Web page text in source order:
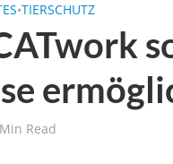
•TIERSCHUTZ
Read